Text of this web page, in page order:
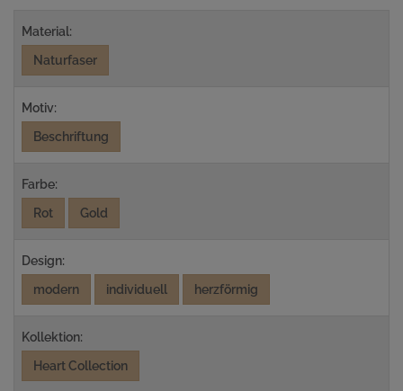
Material:
Naturfaser
Motiv:
Beschriftung
Farbe:
Rot
Gold
Design:
modern
individuell herzförmig
Kollektion:
Heart Collection